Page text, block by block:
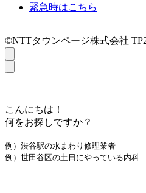
緊急時はこちら
©NTTタウンページ株式会社
こんにちは！
何をお探しですか？
例）渋谷駅の水まわり修理業者
例）世田谷区の土日にやっている内科